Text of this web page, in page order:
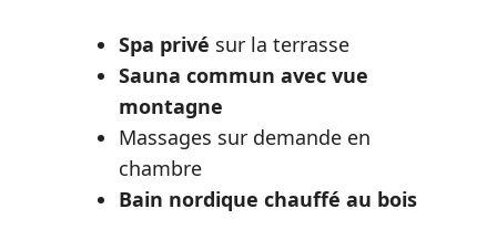
Spa privé sur la terrasse
Sauna commun avec vue
montagne
Massages sur demande en
chambre
Bain nordique chauffé au bois